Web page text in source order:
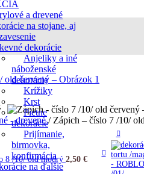
a drevené
na stojane, aj
dekorácie
Anjeliky a iné
náboženské
dekorácie
Krížiky
Krst
Pietne
dekorácie
Prijímanie,
birmovka,
konfirmácia
na ďalšie
- drevené/ Zápich – číslo 7 /10/
8 /10/ old modrý 2,50 €